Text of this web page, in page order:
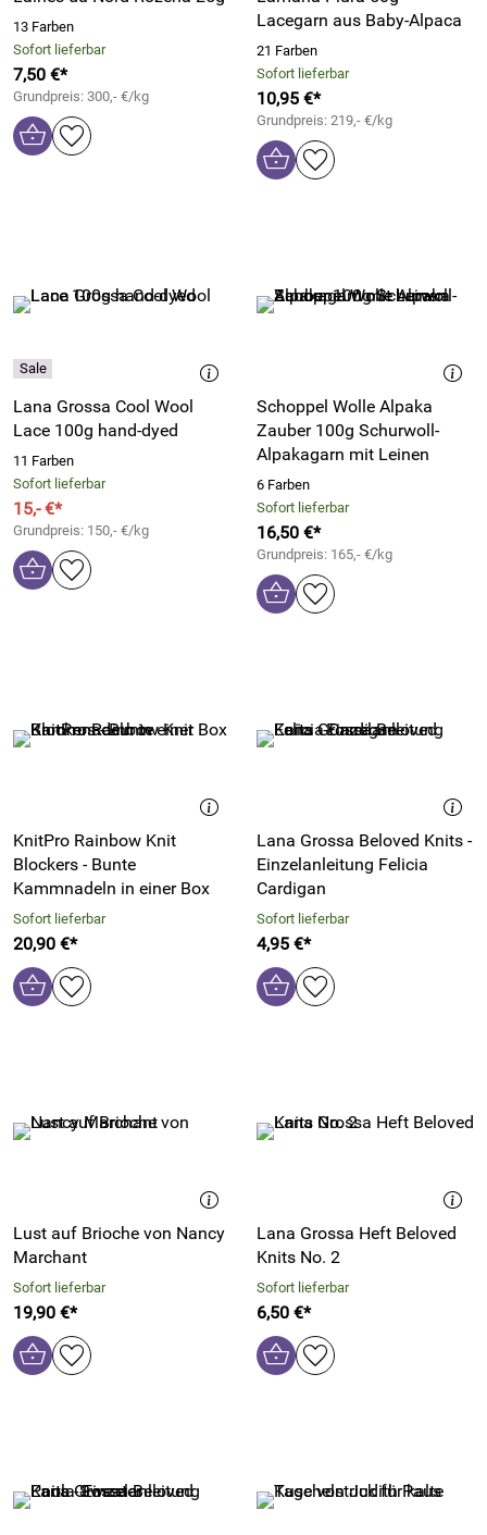
13 Farben
Sofort lieferbar
7,50 €*
Grundpreis: 300,- €/kg
Lacegarn aus Baby-Alpaca
21 Farben
Sofort lieferbar
10,95 €*
Grundpreis: 219,- €/kg
Lana Grossa Cool Wool
Lace 100g hand-dyed
11 Farben
Sofort lieferbar
15,- €*
Grundpreis: 150,- €/kg
Schoppel Wolle Alpaka
Zauber 100g Schurwoll-
Alpakagarn mit Leinen
6 Farben
Sofort lieferbar
16,50 €*
Grundpreis: 165,- €/kg
KnitPro Rainbow Knit
Blockers - Bunte
Kammnadeln in einer Box
Sofort lieferbar
20,90 €*
Lana Grossa Beloved Knits -
Einzelanleitung Felicia
Cardigan
Sofort lieferbar
4,95 €*
Lust auf Brioche von Nancy
Marchant
Sofort lieferbar
19,90 €*
Lana Grossa Heft Beloved
Knits No. 2
Sofort lieferbar
6,50 €*